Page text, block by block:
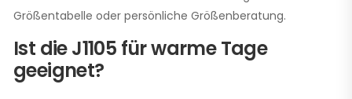
Größentabelle oder persönliche Größenberatung.
Ist die J1105 für warme Tage
geeignet?